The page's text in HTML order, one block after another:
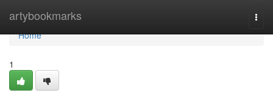
artybookmarks
Home
Home
1